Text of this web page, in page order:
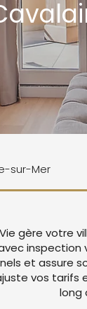
sur-Mer
gère votre
et assure
vos
long